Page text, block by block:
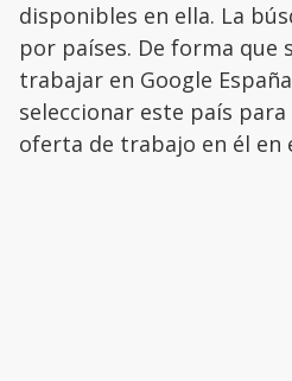
disponibles en ella. La
por países. De forma que
trabajar en Google
seleccionar este país
oferta de trabajo en él en